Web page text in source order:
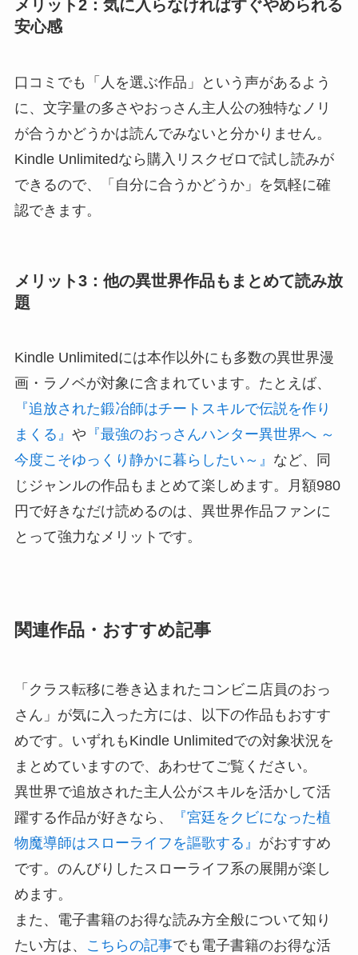
メリット2：気に入らなければすぐやめられる
安心感
口コミでも「人を選ぶ作品」という声があるよう
に、文字量の多さやおっさん主人公の独特なノリ
が合うかどうかは読んでみないと分かりません。
Kindle Unlimitedなら購入リスクゼロで試し読みが
できるので、「自分に合うかどうか」を気軽に確
認できます。
メリット3：他の異世界作品もまとめて読み放
題
Kindle Unlimitedには本作以外にも多数の異世界漫
画・ラノベが対象に含まれています。たとえば、
『追放された鍛冶師はチートスキルで伝説を作り
まくる』 や 『最強のおっさんハンター異世界へ ～
今度こそゆっくり静かに暮らしたい～』 など、同
じジャンルの作品もまとめて楽しめます。月額980
円で好きなだけ読めるのは、異世界作品ファンに
とって強力なメリットです。
関連作品・おすすめ記事
「クラス転移に巻き込まれたコンビニ店員のおっ
さん」が気に入った方には、以下の作品もおすす
めです。いずれもKindle Unlimitedでの対象状況を
まとめていますので、あわせてご覧ください。
異世界で追放された主人公がスキルを活かして活
躍する作品が好きなら、
『宮廷をクビになった植
物魔導師はスローライフを謳歌する』 がおすすめ
です。のんびりしたスローライフ系の展開が楽し
めます。
また、電子書籍のお得な読み方全般について知り
たい方は、
こちらの記事でも電子書籍のお得な活